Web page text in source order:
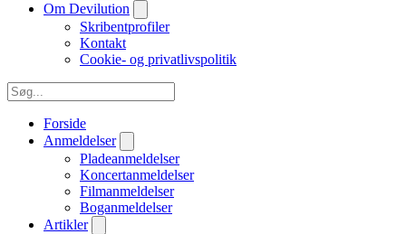
Om Devilution
Skribentprofiler
Kontakt
Cookie- og privatlivspolitik
Forside
Anmeldelser
Pladeanmeldelser
Koncertanmeldelser
Filmanmeldelser
Boganmeldelser
Artikler